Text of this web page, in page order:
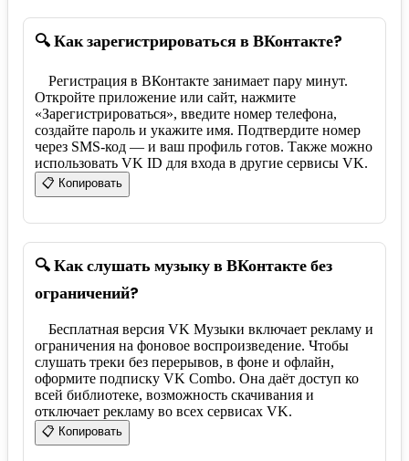
🔍 Как зарегистрироваться в ВКонтакте?
Регистрация в ВКонтакте занимает пару минут.
Откройте приложение или сайт, нажмите
«Зарегистрироваться», введите номер телефона,
создайте пароль и укажите имя. Подтвердите номер
через SMS-код — и ваш профиль готов. Также можно
использовать VK ID для входа в другие сервисы VK.
📋 Копировать
🔍 Как слушать музыку в ВКонтакте без
ограничений?
Бесплатная версия VK Музыки включает рекламу и
ограничения на фоновое воспроизведение. Чтобы
слушать треки без перерывов, в фоне и офлайн,
оформите подписку VK Combo. Она даёт доступ ко
всей библиотеке, возможность скачивания и
отключает рекламу во всех сервисах VK.
📋 Копировать